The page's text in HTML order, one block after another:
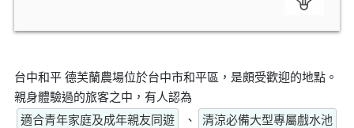
台中和平 德芙蘭農場位於台中市和平區，是頗受歡迎的地點。
親身體驗過的旅客之中，有人認為
適合青年家庭及成年親友同遊
、
清涼必備大型專屬戲水池